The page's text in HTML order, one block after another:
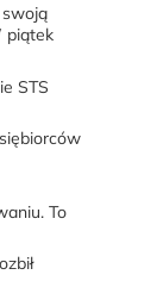
piątek
STS
To